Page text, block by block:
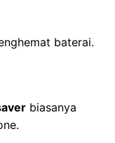
baterai.
biasanya